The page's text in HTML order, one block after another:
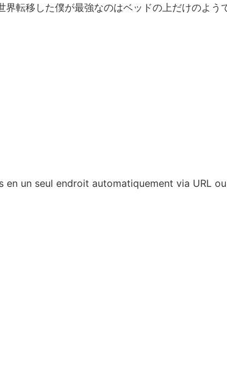
界転移した僕が最強なのはベッドの上だけのよう
un seul endroit automatiquement via URL ou